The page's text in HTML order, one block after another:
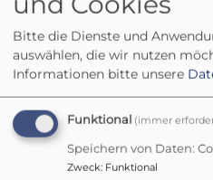
Liste mit
Bitte die Dienste und
auswählen, die wir nutzen
Informationen bitte unsere
Funktional (immer
Speichern von Daten:
Zweck: Funktional